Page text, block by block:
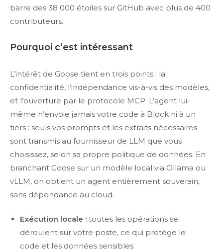
barre des 38 000 étoiles sur GitHub avec plus de 400
contributeurs.
Pourquoi c’est intéressant
L’intérêt de Goose tient en trois points : la
confidentialité, l’indépendance vis-à-vis des modèles,
et l’ouverture par le protocole MCP. L’agent lui-
même n’envoie jamais votre code à Block ni à un
tiers : seuls vos prompts et les extraits nécessaires
sont transmis au fournisseur de LLM que vous
choisissez, selon sa propre politique de données. En
branchant Goose sur un modèle local via Ollama ou
vLLM, on obtient un agent entièrement souverain,
sans dépendance au cloud.
Exécution locale : toutes les opérations se
déroulent sur votre poste, ce qui protège le
code et les données sensibles.